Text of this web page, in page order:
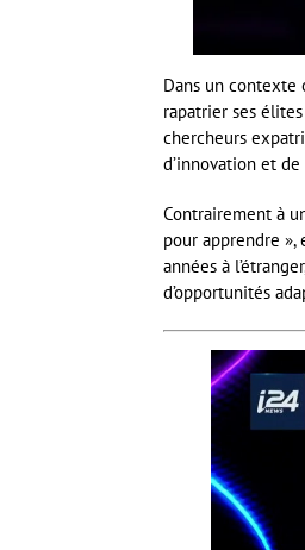
Dans un contexte
rapatrier ses
chercheurs
d’innovation et
Contrairement à
pour apprendre
années à
d’opportunités